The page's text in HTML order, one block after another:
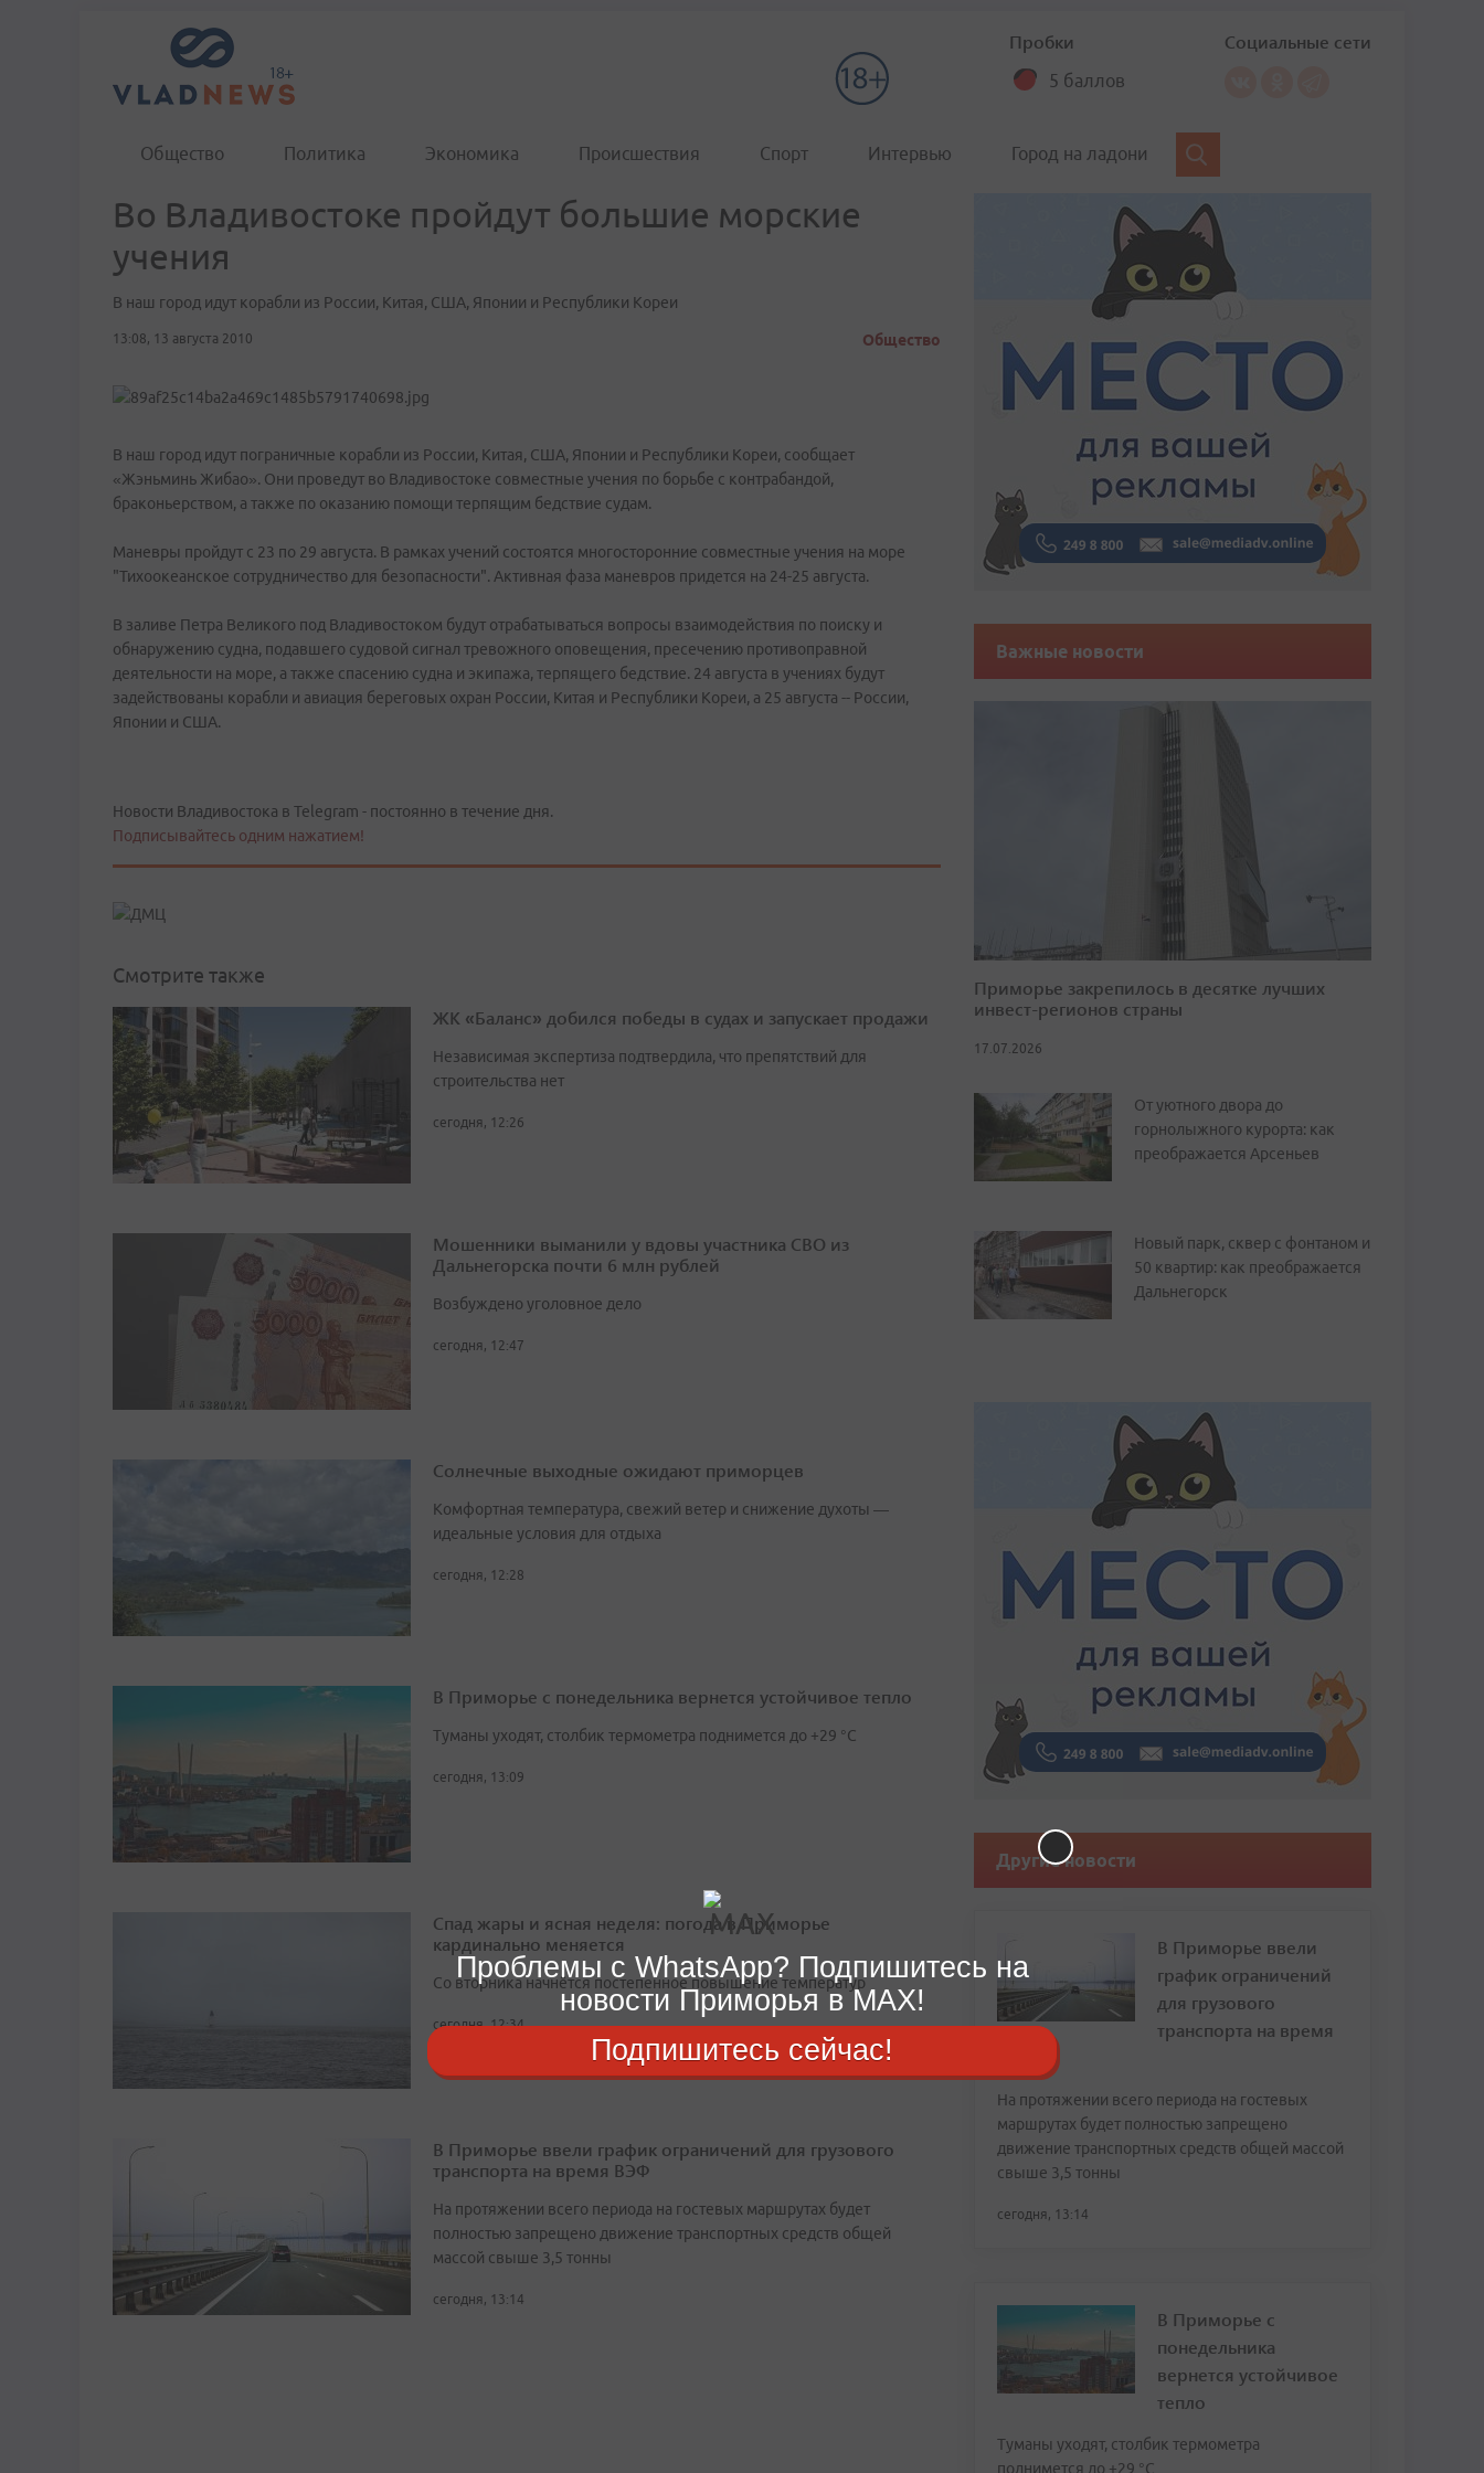
Пробки
5 баллов
Социальные сети
Общество Политика Экономика Происшествия Спорт Интервью Город на ладони
Во Владивостоке пройдут большие морские
учения
В наш город идут корабли из России, Китая, США, Японии и Республики Кореи
13:08, 13 августа 2010 Общество
В наш город идут пограничные корабли из России, Китая, США, Японии и Республики Кореи, сообщает
«Жэньминь Жибао». Они проведут во Владивостоке совместные учения по борьбе с контрабандой,
браконьерством, а также по оказанию помощи терпящим бедствие судам.
Маневры пройдут с 23 по 29 августа. В рамках учений состоятся многосторонние совместные учения на море
"Тихоокеанское сотрудничество для безопасности". Активная фаза маневров придется на 24-25 августа.
В заливе Петра Великого под Владивостоком будут отрабатываться вопросы взаимодействия по поиску и
обнаружению судна, подавшего судовой сигнал тревожного оповещения, пресечению противоправной
деятельности на море, а также спасению судна и экипажа, терпящего бедствие. 24 августа в учениях будут
задействованы корабли и авиация береговых охран России, Китая и Республики Кореи, а 25 августа -- России,
Японии и США.
Новости Владивостока в Telegram - постоянно в течение дня.
Подписывайтесь одним нажатием!
Смотрите также
ЖК «Баланс» добился победы в судах и запускает продажи
Независимая экспертиза подтвердила, что препятствий для
строительства нет
сегодня, 12:26
Мошенники выманили у вдовы участника СВО из
Дальнегорска почти 6 млн рублей
Возбуждено уголовное дело
сегодня, 12:47
Солнечные выходные ожидают приморцев
Комфортная температура, свежий ветер и снижение духоты —
идеальные условия для отдыха
сегодня, 12:28
В Приморье с понедельника вернется устойчивое тепло
Туманы уходят, столбик термометра поднимется до +29 °С
сегодня, 13:09
Спад жары и ясная неделя: погода в Приморье
кардинально меняется
Со вторника начнётся постепенное повышение температур
сегодня, 12:34
В Приморье ввели график ограничений для грузового
транспорта на время ВЭФ
На протяжении всего периода на гостевых маршрутах будет
полностью запрещено движение транспортных средств общей
массой свыше 3,5 тонны
сегодня, 13:14
Важные новости
Приморье закрепилось в десятке лучших
инвест-регионов страны
17.07.2026
От уютного двора до
горнолыжного курорта: как
преображается Арсеньев
Новый парк, сквер с фонтаном и
50 квартир: как преображается
Дальнегорск
Другие новости
В Приморье ввели
график ограничений
для грузового
транспорта на время
На протяжении всего периода на гостевых
маршрутах будет полностью запрещено
движение транспортных средств общей массой
свыше 3,5 тонны
сегодня, 13:14
В Приморье с
понедельника
вернется устойчивое
тепло
Туманы уходят, столбик термометра
поднимется до +29 °С
Проблемы с WhatsApp? Подпишитесь на
новости Приморья в MAX!
Подпишитесь сейчас!